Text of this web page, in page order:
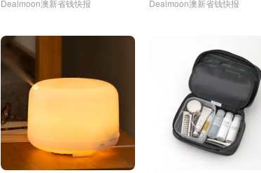
Dealmoon澳新省钱快报 Dealmoon澳新省钱快报